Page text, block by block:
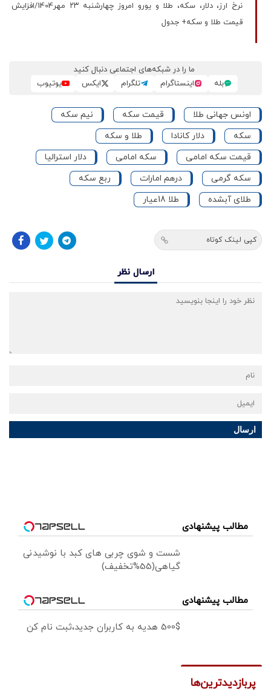
نرخ ارز، دلار، سکه، طلا و یورو امروز چهارشنبه ۲۳ مهر1404/افزایش
قیمت طلا و سکه+ جدول
ما را در شبکه‌های اجتماعی دنبال کنید
بله
اینستاگرام تلگرام ایکس یوتیوب
اونس جهانی طلا قیمت سکه
نیم سکه
سکه
دلار کانادا
طلا و سکه
قیمت سکه امامی
سکه امامی
دلار استرالیا
سکه گرمی
درهم امارات
ربع سکه
طلای آبشده
طلا 18عیار
کپی لینک کوتاه
ارسال نظر
ارسال
مطالب پیشنهادی
شست و شوی چربی های کبد با نوشیدنی
گیاهی(55%تخفیف)
مطالب پیشنهادی
500$ هدیه به کاربران جدید،ثبت نام کن
پربازدیدترین‌ها